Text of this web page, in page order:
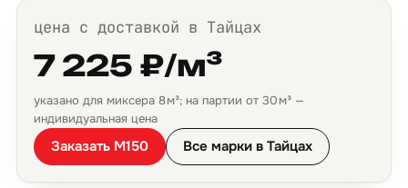
цена с доставкой в Тайцах
7 225 ₽/м³
указано для миксера 8 м³; на партии от 30 м³ —
индивидуальная цена
Заказать М150 Все марки в Тайцах